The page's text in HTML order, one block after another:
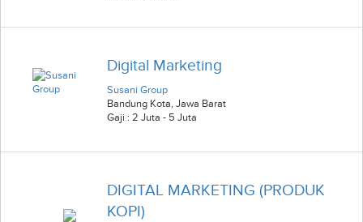
Digital Marketing
Susani Group
Bandung Kota, Jawa Barat
Gaji : 2 Juta - 5 Juta
DIGITAL MARKETING (PRODUK
KOPI)